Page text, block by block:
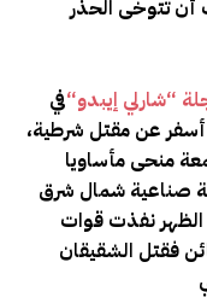
أن تتوخى الحذر
“شارلي إيبدو“في
أسفر عن مقتل شرطية،
منحى مأساويا
صناعية شمال شرق
نفذت قوات
فقتل الشقيقان